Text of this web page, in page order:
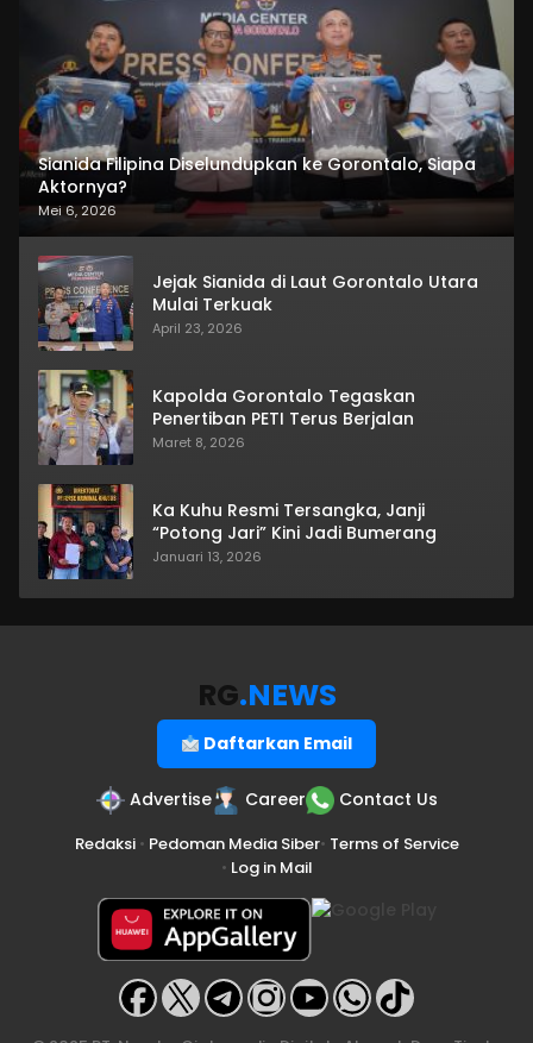
Sianida Filipina Diselundupkan ke Gorontalo, Siapa
Aktornya?
Mei 6, 2026
Jejak Sianida di Laut Gorontalo Utara
Mulai Terkuak
April 23, 2026
Kapolda Gorontalo Tegaskan
Penertiban PETI Terus Berjalan
Maret 8, 2026
Ka Kuhu Resmi Tersangka, Janji
“Potong Jari” Kini Jadi Bumerang
Januari 13, 2026
RG.NEWS
Daftarkan Email
Advertise Career Contact Us
Redaksi• Pedoman Media Siber• Terms of Service
• Log in Mail